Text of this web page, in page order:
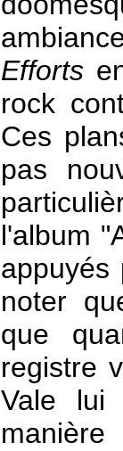
Efforts
rock
Ces
pas
l'album
appuyés
noter
que
registre
Vale lui